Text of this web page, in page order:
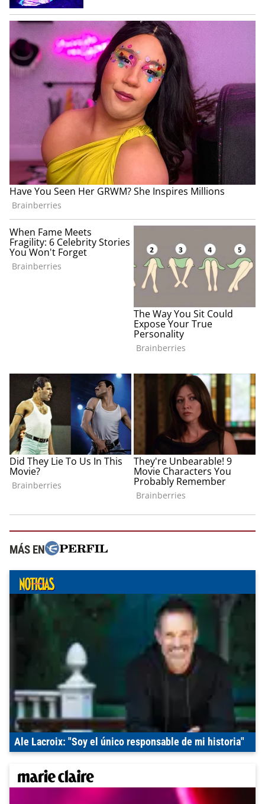
MÁS EN
Ale Lacroix: "Soy el único responsable de mi historia"